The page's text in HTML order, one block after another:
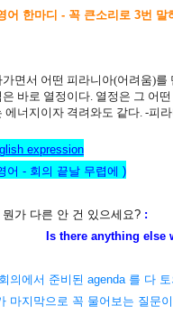
어 한마디 - 꼭 큰소리로 3번 말
면서 어떤 피라니아(어려움)
바로 열정이다. 열정은 그 어
에너지이자 격려와도 같다. -피
expression
어 - 회의 끝날 무렵에 )
가 다른 안 건 있으세요? :
anything else we
의에서 준비된 agenda 를 다
지막으로 꼭 물어보는 질문